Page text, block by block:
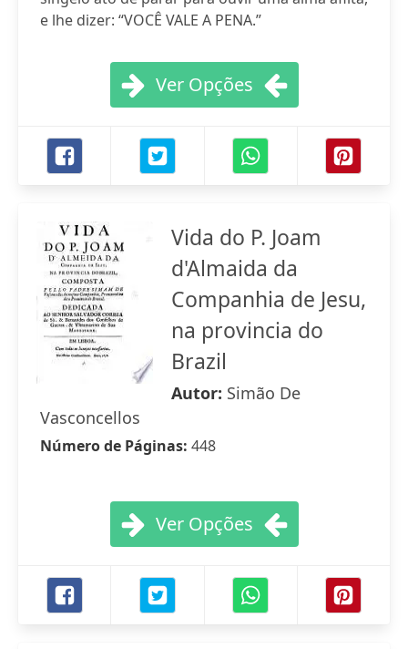
e lhe dizer: “VOCÊ VALE A PENA.”
Ver Opções
Vida do P. Joam
d'Almaida da
Companhia de Jesu,
na provincia do
Brazil
Autor: Simão De
Vasconcellos
Número de Páginas: 448
Ver Opções